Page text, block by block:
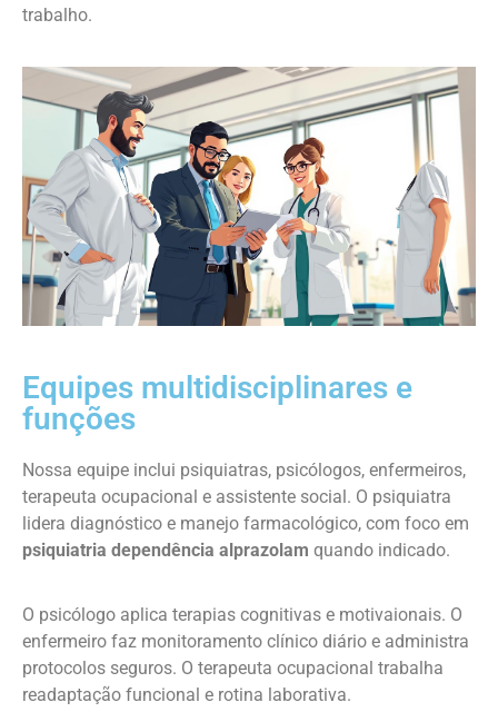
trabalho.
Equipes multidisciplinares e
funções
Nossa equipe inclui psiquiatras, psicólogos, enfermeiros,
terapeuta ocupacional e assistente social. O psiquiatra
lidera diagnóstico e manejo farmacológico, com foco em
psiquiatria dependência alprazolam quando indicado.
O psicólogo aplica terapias cognitivas e motivaionais. O
enfermeiro faz monitoramento clínico diário e administra
protocolos seguros. O terapeuta ocupacional trabalha
readaptação funcional e rotina laborativa.